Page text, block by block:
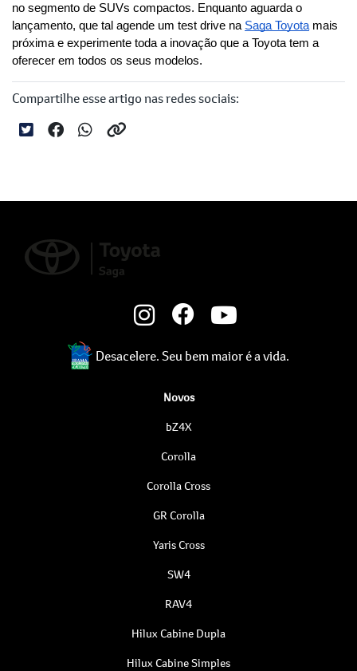
no segmento de SUVs compactos. Enquanto aguarda o
lançamento, que tal agende um test drive na Saga Toyota mais
próxima e experimente toda a inovação que a Toyota tem a
oferecer em todos os seus modelos.
Compartilhe esse artigo nas redes sociais:
Desacelere. Seu bem maior é a vida.
Novos
bZ4X
Corolla
Corolla Cross
GR Corolla
Yaris Cross
SW4
RAV4
Hilux Cabine Dupla
Hilux Cabine Simples